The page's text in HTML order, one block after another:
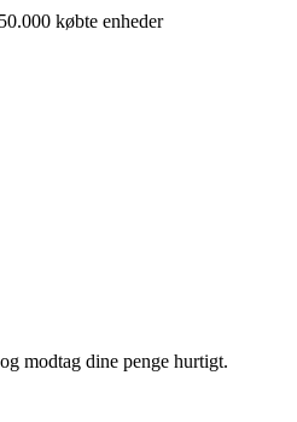
købte enheder
modtag dine penge hurtigt.